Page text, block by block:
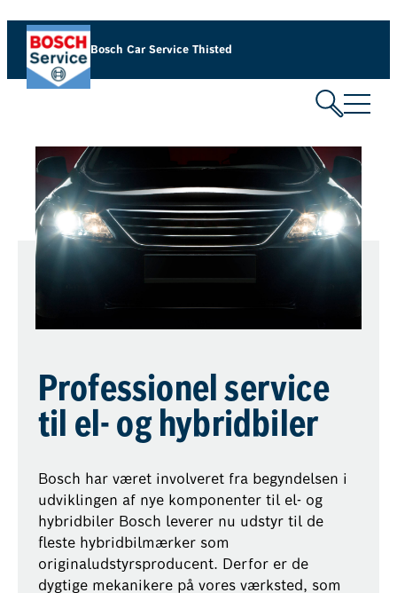
Bosch Car Service Thisted
Professionel service
til el- og hybridbiler
Bosch har været involveret fra begyndelsen i
udviklingen af nye komponenter til el- og
hybridbiler Bosch leverer nu udstyr til de
fleste hybridbilmærker som
originaludstyrsproducent. Derfor er de
dygtige mekanikere på vores værksted, som